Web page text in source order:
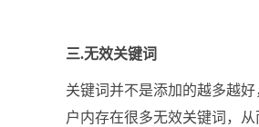
三.无效关键词
关键词并不是添加的越多越
户内存在很多无效关键词，